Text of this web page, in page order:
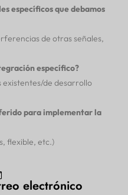
específicos que debamos
de otras señales,
específico?
de desarrollo
para implementar la
flexible, etc.)
electrónico